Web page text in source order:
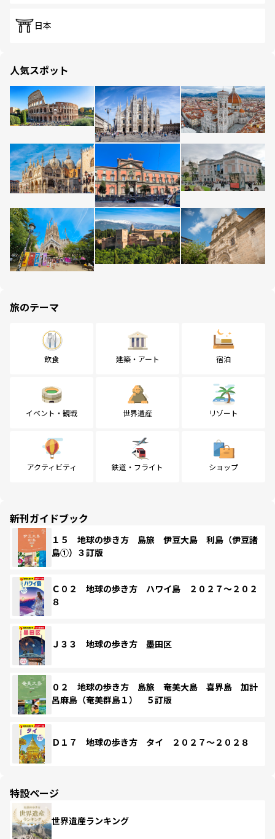
日本
人気スポット
旅のテーマ
飲食 建築・アート 宿泊
イベント・観戦 世界遺産 リゾート
アクティビティ 鉄道・フライト ショップ
新刊ガイドブック
１５ 地球の歩き方 島旅 伊豆大島 利島（伊豆諸
島①）３訂版
Ｃ０２ 地球の歩き方 ハワイ島 ２０２７～２０２
８
Ｊ３３ 地球の歩き方 墨田区
０２ 地球の歩き方 島旅 奄美大島 喜界島 加計
呂麻島（奄美群島１） ５訂版
Ｄ１７ 地球の歩き方 タイ ２０２７～２０２８
特設ページ
世界遺産ランキング